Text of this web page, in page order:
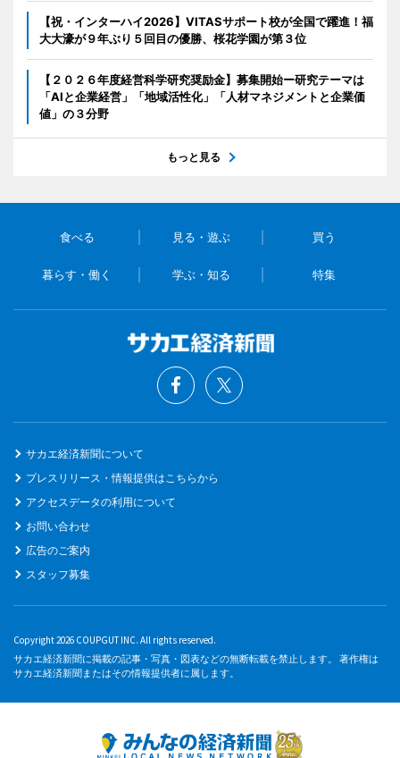
【祝・インターハイ2026】VITASサポート校が全国で躍進！福
大大濠が９年ぶり５回目の優勝、桜花学園が第３位
【２０２６年度経営科学研究奨励金】募集開始ー研究テーマは
「AIと企業経営」「地域活性化」「人材マネジメントと企業価
値」の３分野
もっと見る
食べる 見る・遊ぶ 買う
暮らす・働く 学ぶ・知る 特集
サカエ経済新聞について
プレスリリース・情報提供はこちらから
アクセスデータの利用について
お問い合わせ
広告のご案内
スタッフ募集
Copyright 2026 COUPGUT INC. All rights reserved.
サカエ経済新聞に掲載の記事・写真・図表などの無断転載を禁止します。 著作権は
サカエ経済新聞またはその情報提供者に属します。